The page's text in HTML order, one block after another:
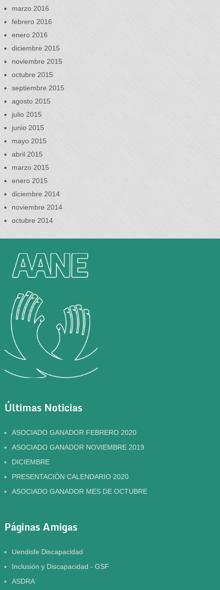
marzo 2016
febrero 2016
enero 2016
diciembre 2015
noviembre 2015
octubre 2015
septiembre 2015
agosto 2015
julio 2015
junio 2015
mayo 2015
abril 2015
marzo 2015
enero 2015
diciembre 2014
noviembre 2014
octubre 2014
Últimas Noticias
ASOCIADO GANADOR FEBRERO 2020
ASOCIADO GANADOR NOVIEMBRE 2019
DICIEMBRE
PRESENTACIÓN CALENDARIO 2020
ASOCIADO GANADOR MES DE OCTUBRE
Páginas Amigas
Uendisfe Discapacidad
Inclusión y Discapacidad - GSF
ASDRA